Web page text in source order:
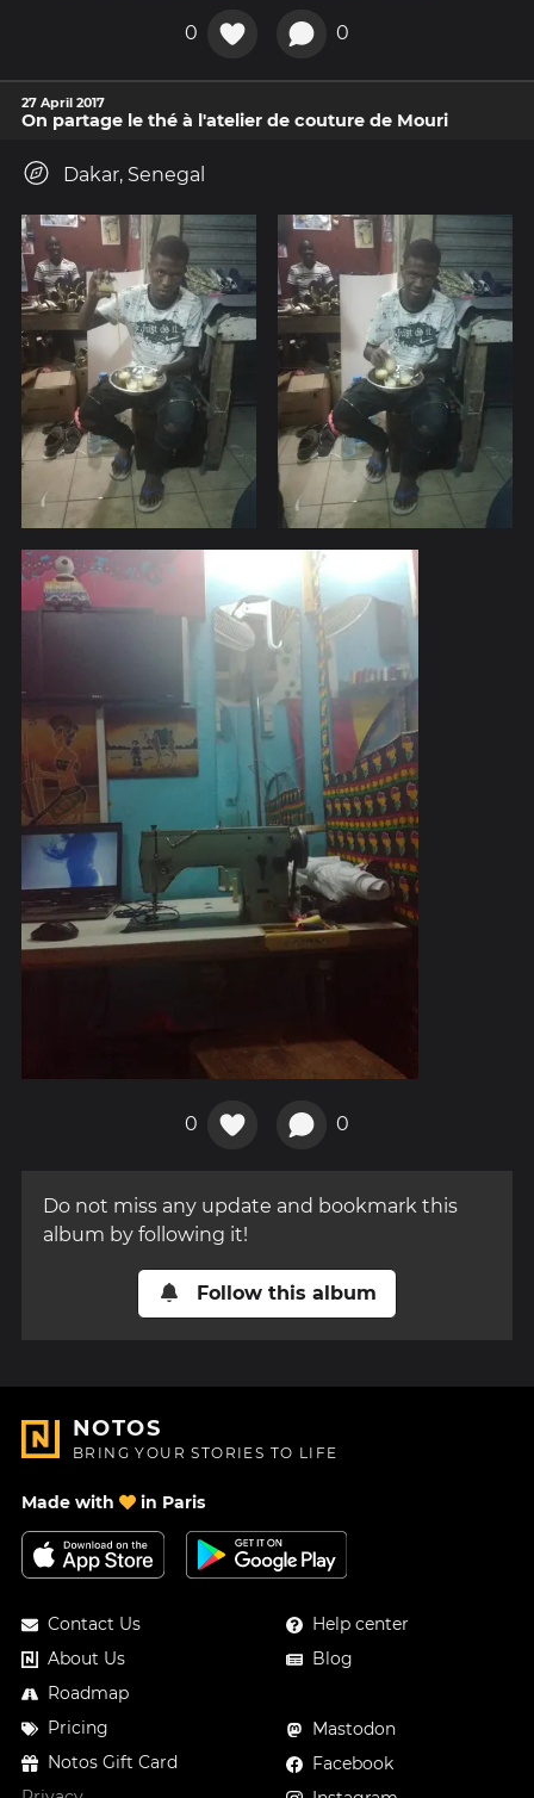
0 0
27 April 2017
On partage le thé à l'atelier de couture de Mouri
Dakar, Senegal
0 0
Do not miss any update and bookmark this
album by following it!
Follow this album
NOTOS
BRING YOUR STORIES TO LIFE
Made with in Paris
Contact Us
About Us
Roadmap
Pricing
Notos Gift Card
Help center
Blog
Mastodon
Facebook